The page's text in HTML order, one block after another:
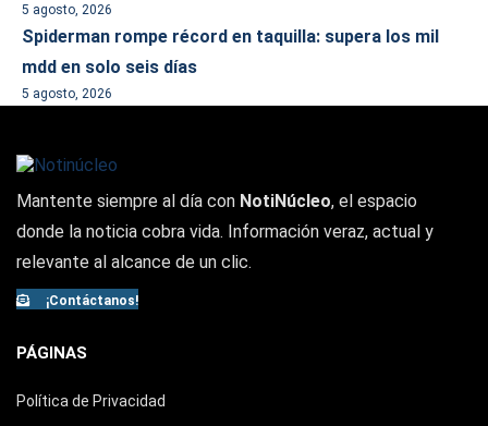
5 agosto, 2026
Spiderman rompe récord en taquilla: supera los mil
mdd en solo seis días
5 agosto, 2026
Mantente siempre al día con NotiNúcleo, el espacio
donde la noticia cobra vida. Información veraz, actual y
relevante al alcance de un clic.
¡Contáctanos!
PÁGINAS
Política de Privacidad